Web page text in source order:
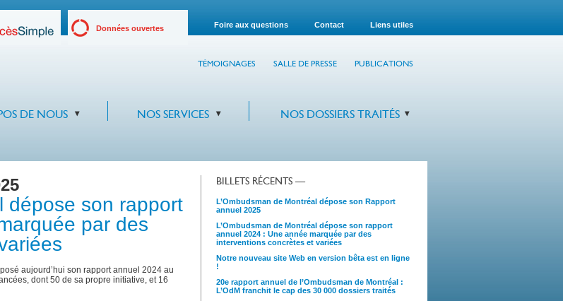
Données ouvertes Foire aux questions Contact Liens utiles
TÉMOIGNAGES SALLE DE PRESSE PUBLICATIONS
DE NOUS NOS SERVICES NOS DOSSIERS TRAITÉS
dépose son rapport
par des
aujourd’hui son rapport annuel 2024 au
dont 50 de sa propre initiative, et 16
BILLETS RÉCENTS —
L’Ombudsman de Montréal dépose son Rapport
annuel 2025
L’Ombudsman de Montréal dépose son rapport
annuel 2024 : Une année marquée par des
interventions concrètes et variées
Notre nouveau site Web en version bêta est en ligne
!
20e rapport annuel de l’Ombudsman de Montréal :
L’OdM franchit le cap des 30 000 dossiers traités